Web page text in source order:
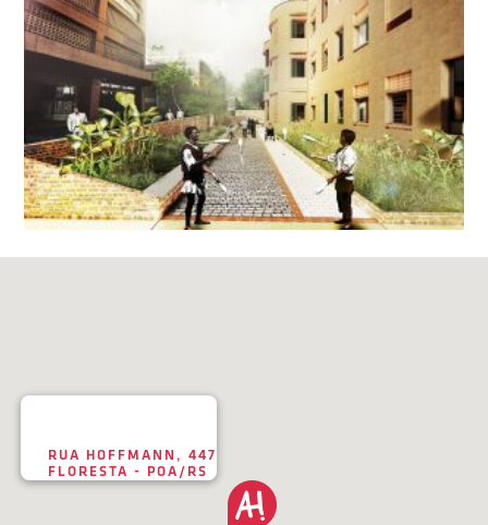
RUA HOFFMANN, 447
FLORESTA - POA/RS